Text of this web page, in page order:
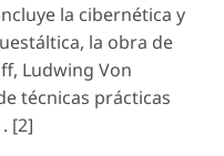
la cibernética y
la obra de
Ludwing Von
técnicas prácticas
[2]